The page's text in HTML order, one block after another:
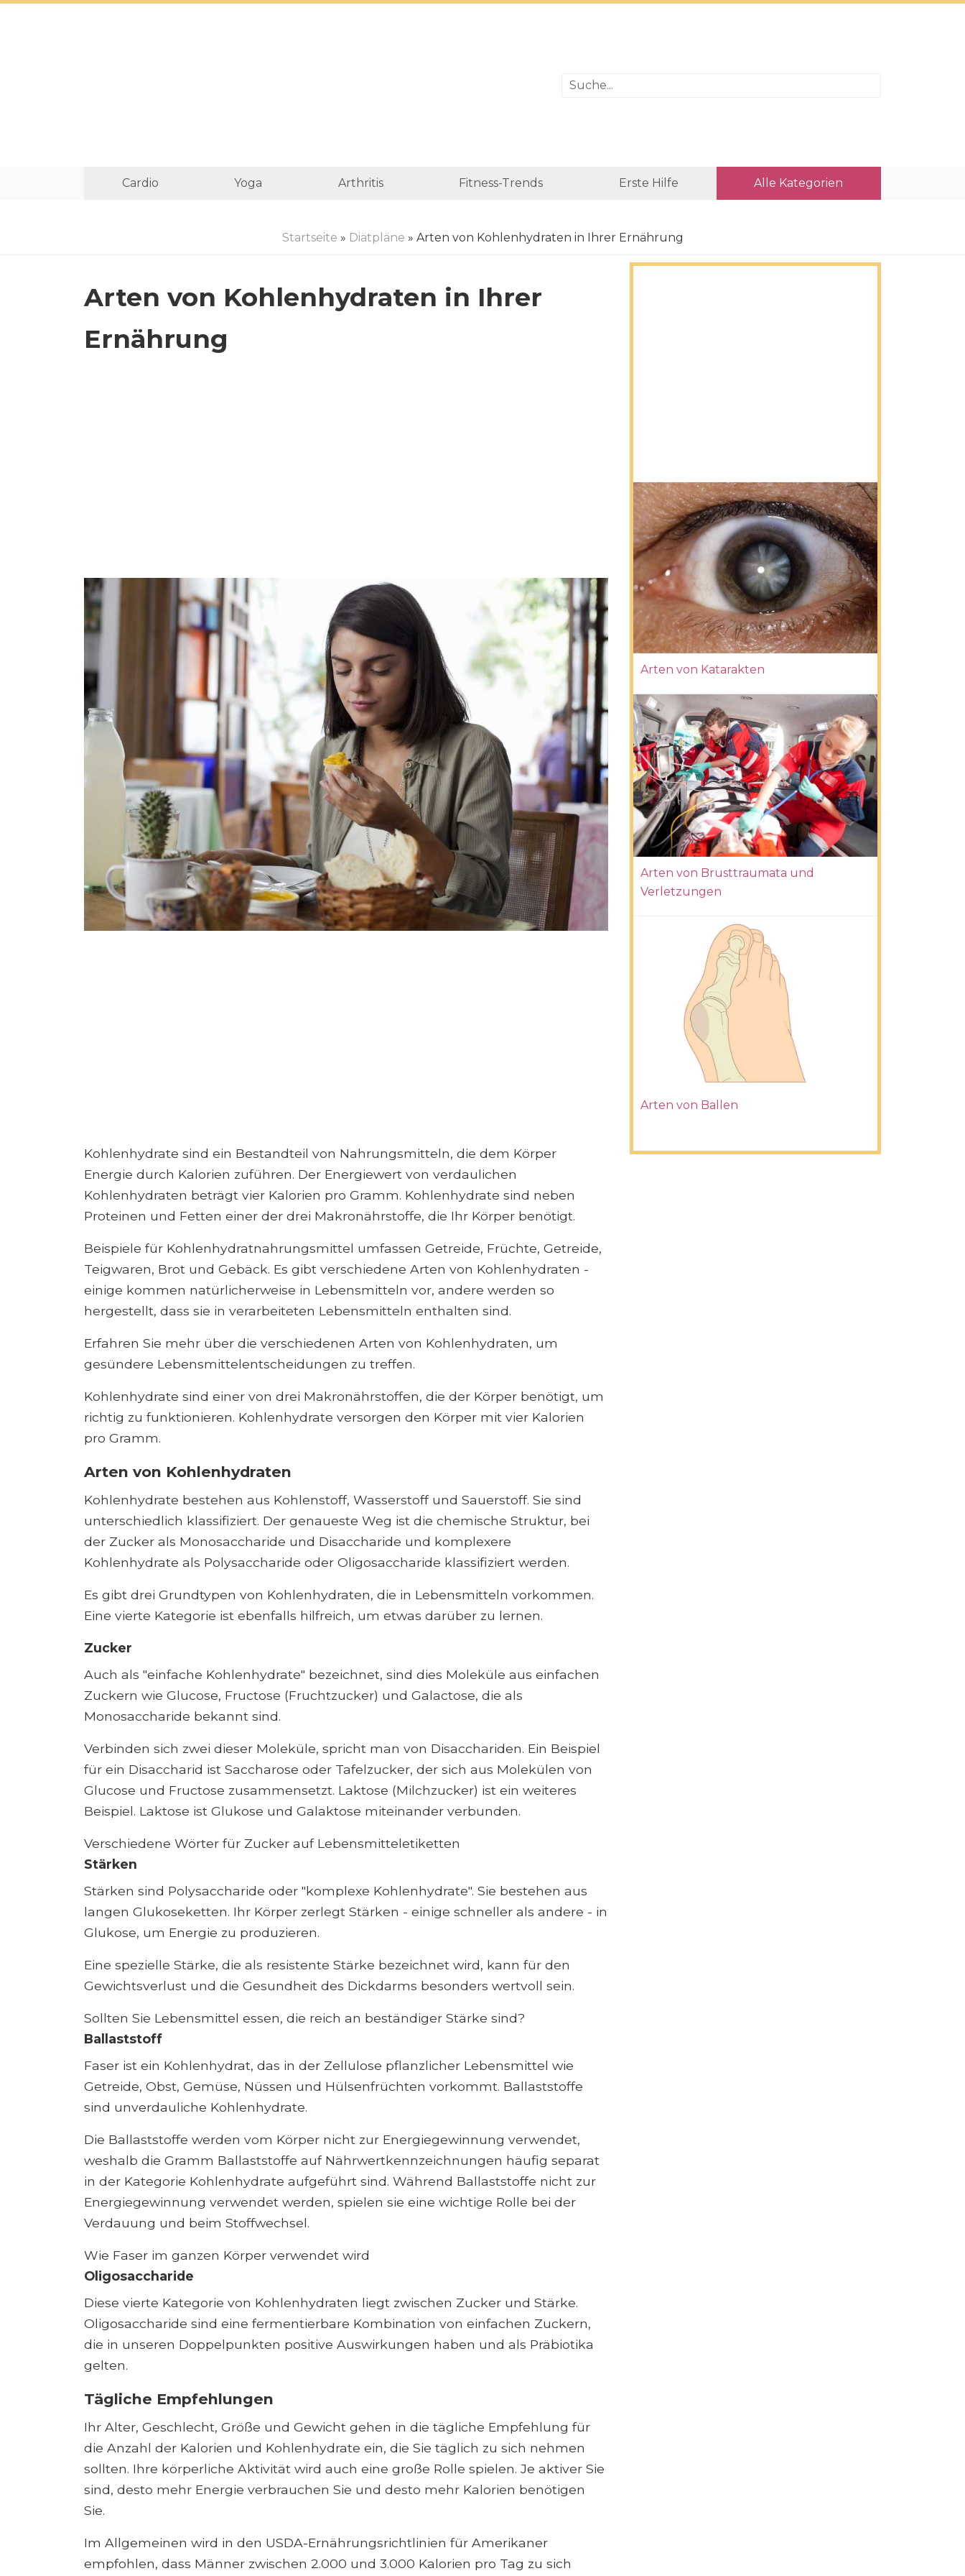
Cardio Yoga Arthritis Fitness-Trends Erste Hilfe Alle Kategorien
Startseite » Diätpläne » Arten von Kohlenhydraten in Ihrer Ernährung
Arten von Kohlenhydraten in Ihrer
Ernährung
Kohlenhydrate sind ein Bestandteil von Nahrungsmitteln, die dem Körper
Energie durch Kalorien zuführen. Der Energiewert von verdaulichen
Kohlenhydraten beträgt vier Kalorien pro Gramm. Kohlenhydrate sind neben
Proteinen und Fetten einer der drei Makronährstoffe, die Ihr Körper benötigt.
Beispiele für Kohlenhydratnahrungsmittel umfassen Getreide, Früchte, Getreide,
Teigwaren, Brot und Gebäck. Es gibt verschiedene Arten von Kohlenhydraten -
einige kommen natürlicherweise in Lebensmitteln vor, andere werden so
hergestellt, dass sie in verarbeiteten Lebensmitteln enthalten sind.
Erfahren Sie mehr über die verschiedenen Arten von Kohlenhydraten, um
gesündere Lebensmittelentscheidungen zu treffen.
Kohlenhydrate sind einer von drei Makronährstoffen, die der Körper benötigt, um
richtig zu funktionieren. Kohlenhydrate versorgen den Körper mit vier Kalorien
pro Gramm.
Arten von Kohlenhydraten
Kohlenhydrate bestehen aus Kohlenstoff, Wasserstoff und Sauerstoff. Sie sind
unterschiedlich klassifiziert. Der genaueste Weg ist die chemische Struktur, bei
der Zucker als Monosaccharide und Disaccharide und komplexere
Kohlenhydrate als Polysaccharide oder Oligosaccharide klassifiziert werden.
Es gibt drei Grundtypen von Kohlenhydraten, die in Lebensmitteln vorkommen.
Eine vierte Kategorie ist ebenfalls hilfreich, um etwas darüber zu lernen.
Zucker
Auch als "einfache Kohlenhydrate" bezeichnet, sind dies Moleküle aus einfachen
Zuckern wie Glucose, Fructose (Fruchtzucker) und Galactose, die als
Monosaccharide bekannt sind.
Verbinden sich zwei dieser Moleküle, spricht man von Disacchariden. Ein Beispiel
für ein Disaccharid ist Saccharose oder Tafelzucker, der sich aus Molekülen von
Glucose und Fructose zusammensetzt. Laktose (Milchzucker) ist ein weiteres
Beispiel. Laktose ist Glukose und Galaktose miteinander verbunden.
Verschiedene Wörter für Zucker auf Lebensmitteletiketten
Stärken
Stärken sind Polysaccharide oder "komplexe Kohlenhydrate". Sie bestehen aus
langen Glukoseketten. Ihr Körper zerlegt Stärken - einige schneller als andere - in
Glukose, um Energie zu produzieren.
Eine spezielle Stärke, die als resistente Stärke bezeichnet wird, kann für den
Gewichtsverlust und die Gesundheit des Dickdarms besonders wertvoll sein.
Sollten Sie Lebensmittel essen, die reich an beständiger Stärke sind?
Ballaststoff
Faser ist ein Kohlenhydrat, das in der Zellulose pflanzlicher Lebensmittel wie
Getreide, Obst, Gemüse, Nüssen und Hülsenfrüchten vorkommt. Ballaststoffe
sind unverdauliche Kohlenhydrate.
Die Ballaststoffe werden vom Körper nicht zur Energiegewinnung verwendet,
weshalb die Gramm Ballaststoffe auf Nährwertkennzeichnungen häufig separat
in der Kategorie Kohlenhydrate aufgeführt sind. Während Ballaststoffe nicht zur
Energiegewinnung verwendet werden, spielen sie eine wichtige Rolle bei der
Verdauung und beim Stoffwechsel.
Wie Faser im ganzen Körper verwendet wird
Oligosaccharide
Diese vierte Kategorie von Kohlenhydraten liegt zwischen Zucker und Stärke.
Oligosaccharide sind eine fermentierbare Kombination von einfachen Zuckern,
die in unseren Doppelpunkten positive Auswirkungen haben und als Präbiotika
gelten.
Tägliche Empfehlungen
Ihr Alter, Geschlecht, Größe und Gewicht gehen in die tägliche Empfehlung für
die Anzahl der Kalorien und Kohlenhydrate ein, die Sie täglich zu sich nehmen
sollten. Ihre körperliche Aktivität wird auch eine große Rolle spielen. Je aktiver Sie
sind, desto mehr Energie verbrauchen Sie und desto mehr Kalorien benötigen
Sie.
Im Allgemeinen wird in den USDA-Ernährungsrichtlinien für Amerikaner
empfohlen, dass Männer zwischen 2.000 und 3.000 Kalorien pro Tag zu sich
Arten von Katarakten
Arten von Brusttraumata und
Verletzungen
Arten von Ballen